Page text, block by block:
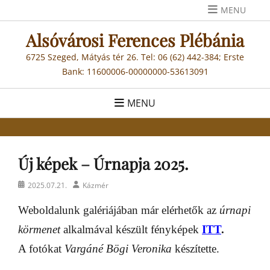
to
content
MENU
Alsóvárosi Ferences Plébánia
6725 Szeged, Mátyás tér 26. Tel: 06 (62) 442-384; Erste
Bank: 11600006-00000000-53613091
MENU
Új képek – Úrnapja 2025.
Posted2025.07.21. AuthorKázmér
Weboldalunk galériájában már elérhetők az úrnapi
körmenetalkalmával készült fényképek ITT.
A fotókat Vargáné Bögi Veronika készítette.